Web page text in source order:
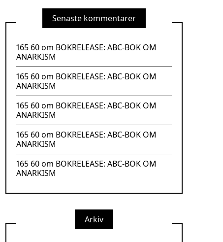
Senaste kommentarer
165 60om BOKRELEASE: ABC-BOK OM
ANARKISM
165 60om BOKRELEASE: ABC-BOK OM
ANARKISM
165 60om BOKRELEASE: ABC-BOK OM
ANARKISM
165 60om BOKRELEASE: ABC-BOK OM
ANARKISM
165 60om BOKRELEASE: ABC-BOK OM
ANARKISM
Arkiv